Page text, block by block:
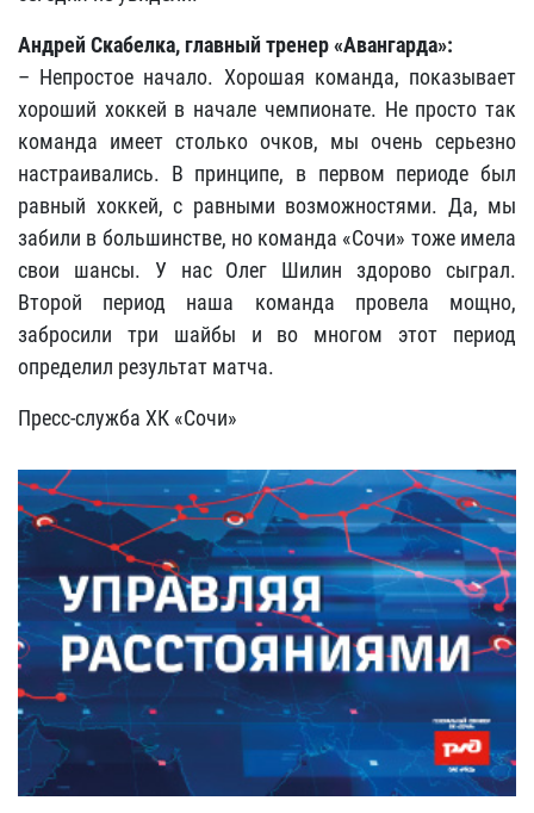
Андрей Скабелка, главный тренер «Авангарда»:
– Непростое начало. Хорошая команда, показывает
хороший хоккей в начале чемпионате. Не просто так
команда имеет столько очков, мы очень серьезно
настраивались. В принципе, в первом периоде был
равный хоккей, с равными возможностями. Да, мы
забили в большинстве, но команда «Сочи» тоже имела
свои шансы. У нас Олег Шилин здорово сыграл.
Второй период наша команда провела мощно,
забросили три шайбы и во многом этот период
определил результат матча.
Пресс-служба ХК «Сочи»